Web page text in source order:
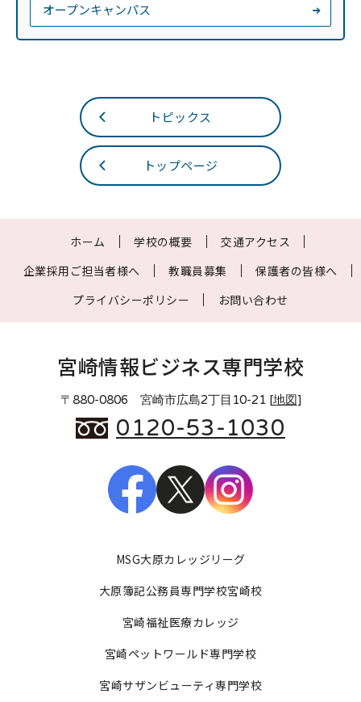
オープンキャンパス
トピックス
トップページ
ホーム 学校の概要
交通アクセス
企業採用ご担当者様へ
教職員募集
保護者の皆様へ
プライバシーポリシー
お問い合わせ
宮崎情報ビジネス専門学校
〒880-0806 宮崎市広島2丁目10-21 [地図 ]
0120-53-1030
MSG大原カレッジリーグ
大原簿記公務員専門学校宮崎校
宮崎福祉医療カレッジ
宮崎ペットワールド専門学校
宮崎サザンビューティ専門学校